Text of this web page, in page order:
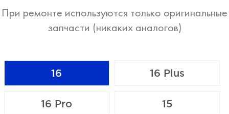
При ремонте используются только оригинальные
запчасти (никаких аналогов)
16 16 Plus
16 Pro 15